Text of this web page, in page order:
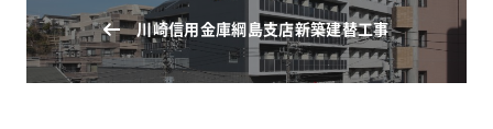
川崎信用金庫綱島支店新築建替工事